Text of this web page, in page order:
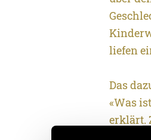
liefen
Das
«Was
erklärt.